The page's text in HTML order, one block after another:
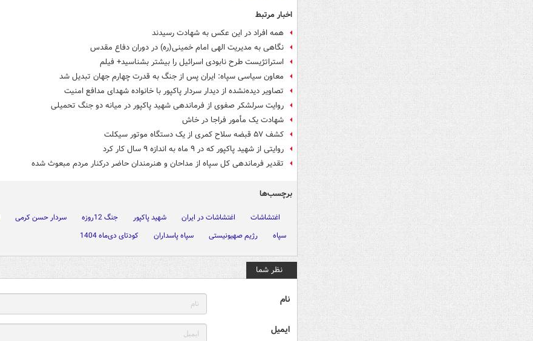
اخبار مرتبط
همه افراد در این عکس به شهادت رسیدند
نگاهی به مدیریت الهی امام خمینی(ره) در دوران دفاع مقدس
استراتژیست طرح نابودی اسرائیل را بیشتر بشناسید+ فیلم
معاون سیاسی سپاه: ایران پس از جنگ به قدرت چهارم جهان تبدیل شد
تصاویر دیده‌نشده از دیدار سردار پاکپور با خانواده شهدای مدافع امنیت
روایت سرلشکر صفوی از فرماندهی شهید پاکپور در میانه دو جنگ تحمیلی
شهادت یک مأمور فراجا در خاش
کشف ۵۷ قبضه سلاح کمری از یک دستگاه موتور سیکلت
روایتی از شهید پاکپور که در ۹ ماه به اندازه ۹ سال کار کرد
تقدیر فرماندهی کل سپاه از مداحان و هنرمندان حاضر درکنار مردم مبعوث شده
برچسب‌ها
اغتشاشات اغتشاشات در ایران شهید پاکپور جنگ 12روزه سردار حسن کرمی
سپاه
رژیم صهیونیستی سپاه پاسداران کودتای دی‌ماه 1404
نظر شما
نام
ایمیل